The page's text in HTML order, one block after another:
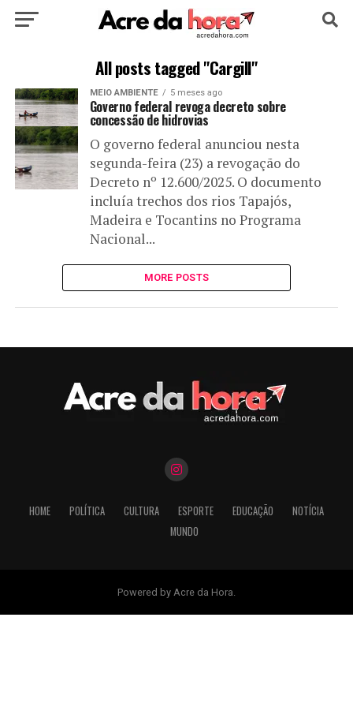
POLÍTICA CULTURA ESPORTE
EDUCAÇÃO NOTÍCIA MUNDO
All posts tagged "Cargill"
MEIO AMBIENTE 5 meses ago
Governo federal revoga decreto sobre
concessão de hidrovias
O governo federal anunciou nesta
segunda-feira (23) a revogação do
Decreto nº 12.600/2025. O documento
incluía trechos dos rios Tapajós,
Madeira e Tocantins no Programa
Nacional...
MORE POSTS
HOME POLÍTICA CULTURA ESPORTE EDUCAÇÃO
NOTÍCIA
MUNDO
Powered by Acre da Hora.